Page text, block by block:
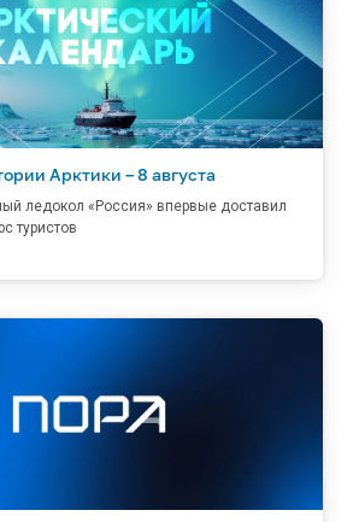
Арктики – 8 августа
ледокол «Россия» впервые доставил
туристов